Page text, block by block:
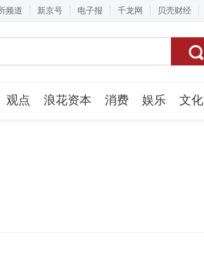
频道 新京号 电子报 千龙网 贝壳财经
观点 浪花资本 消费 娱乐 文化